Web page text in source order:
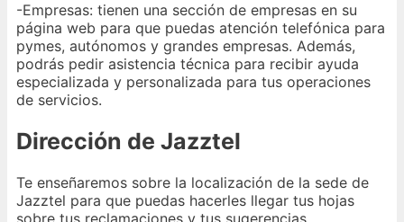
-Empresas: tienen una sección de empresas en su
página web para que puedas atención telefónica para
pymes, autónomos y grandes empresas. Además,
podrás pedir asistencia técnica para recibir ayuda
especializada y personalizada para tus operaciones
de servicios.
Dirección de Jazztel
Te enseñaremos sobre la localización de la sede de
Jazztel para que puedas hacerles llegar tus hojas
sobre tus reclamaciones y tus sugerencias